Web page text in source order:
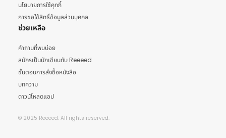
นโยบายการใช้คุกกี้
การขอใช้สิทธิ์ข้อมูลส่วนบุคคล
ช่วยเหลือ
คำถามที่พบบ่อย
สมัครเป็นนักเขียนกับ Reeeed
ขั้นตอนการสั่งซื้อหนังสือ
บทความ
ดาวน์โหลดแอป
© 2025 Reeeed. All rights reserved.